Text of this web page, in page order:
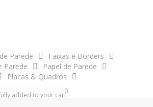
Parede
Faixas e Borders
Parede
Papel de Parede
Placas & Quadros
0
added to your cart.
Decore o seu ambiente com o
painel adesivo de parede para
consultório!